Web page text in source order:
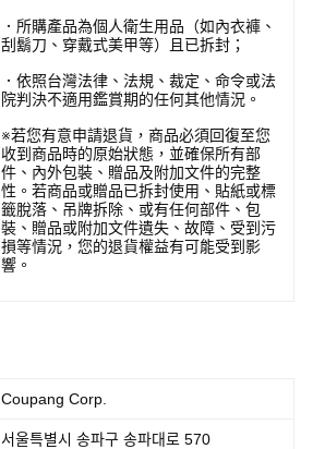
．所購產品為個人衛生用品（如內衣褲、
刮鬍刀、穿戴式美甲等）且已拆封；
．依照台灣法律、法規、裁定、命令或法
院判決不適用鑑賞期的任何其他情況。
※若您有意申請退貨，商品必須回復至您
收到商品時的原始狀態，並確保所有部
件、內外包裝、贈品及附加文件的完整
性。若商品或贈品已拆封使用、貼紙或標
籤脫落、吊牌拆除、或有任何部件、包
裝、贈品或附加文件遺失、故障、受到污
損等情況，您的退貨權益有可能受到影
響。
Coupang Corp.
서울특별시 송파구 송파대로 570